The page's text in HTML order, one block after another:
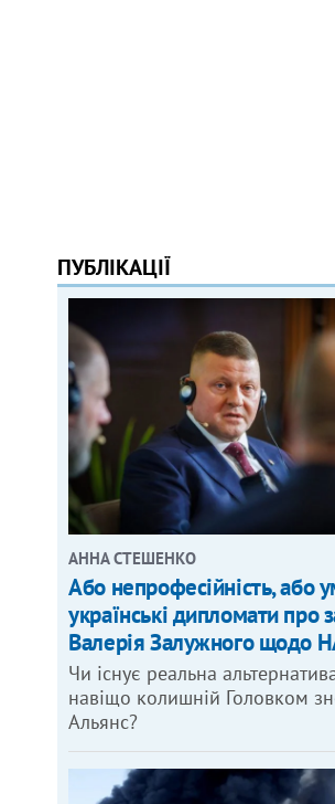
ПУБЛІКАЦІЇ
АННА СТЕШЕНКО
Або непрофесійність, або
українські дипломати про
Валерія Залужного щодо
Чи існує реальна
навіщо колишній Головком
Альянс?